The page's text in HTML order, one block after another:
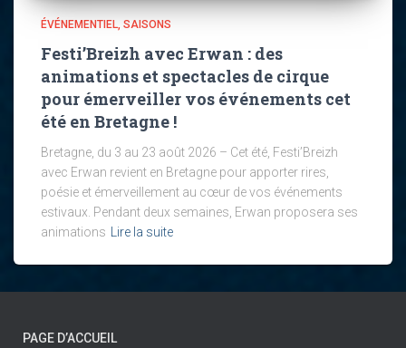
ÉVÉNEMENTIEL SAISONS
Festi’Breizh avec Erwan : des
animations et spectacles de cirque
pour émerveiller vos événements cet
été en Bretagne !
Bretagne, du 3 au 23 août 2026 – Cet été, Festi’Breizh
avec Erwan revient en Bretagne pour apporter rires,
poésie et émerveillement au cœur de vos événements
estivaux. Pendant deux semaines, Erwan proposera ses
animations
Lire la suite
PAGE D’ACCUEIL